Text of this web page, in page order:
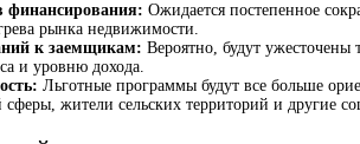
финансирования: Ожидается постепенное
рынка недвижимости.
к заемщикам: Вероятно, будут
и уровню дохода.
Льготные программы будут все больше
жители сельских территорий и другие